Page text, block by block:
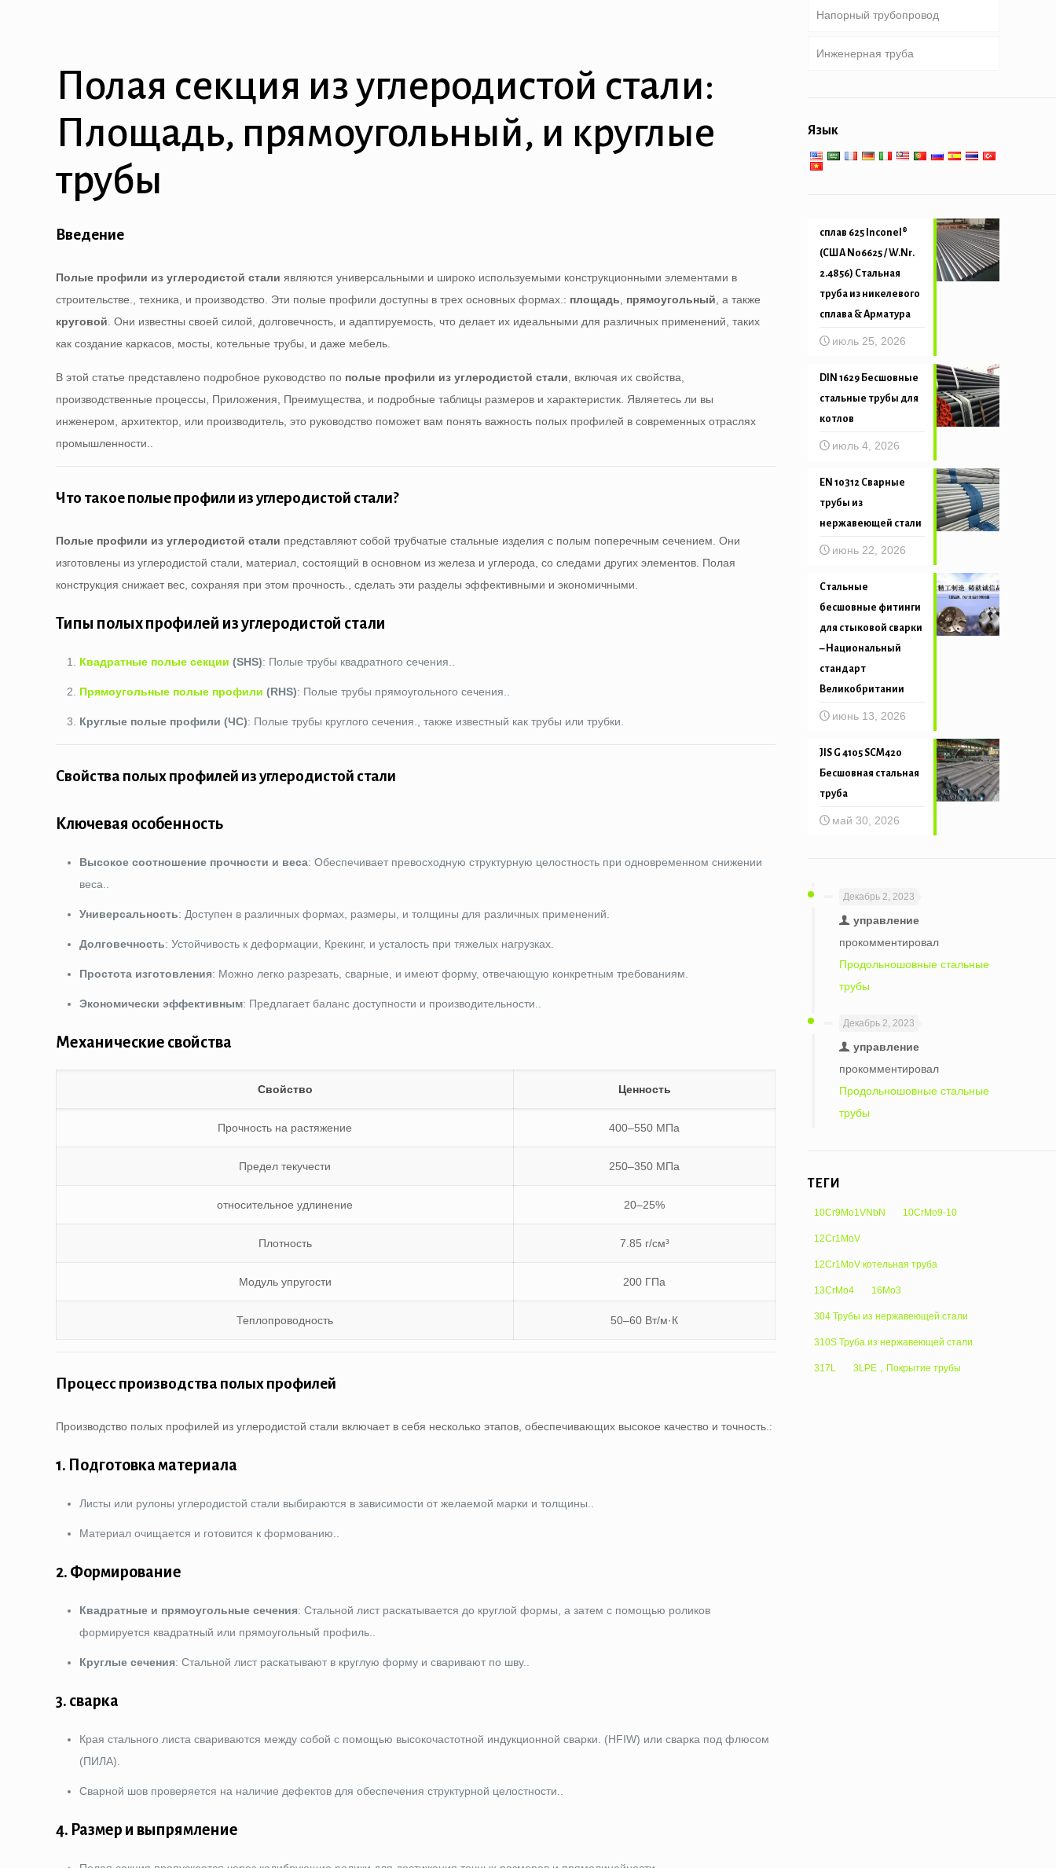
Полая секция из углеродистой стали:
Площадь, прямоугольный, и круглые
трубы
Введение
Полые профили из углеродистой стали являются универсальными и широко используемыми конструкционными элементами в
строительстве., техника, и производство. Эти полые профили доступны в трех основных формах.: площадь, прямоугольный, а также
круговой. Они известны своей силой, долговечность, и адаптируемость, что делает их идеальными для различных применений, таких
как создание каркасов, мосты, котельные трубы, и даже мебель.
В этой статье представлено подробное руководство по полые профили из углеродистой стали, включая их свойства,
производственные процессы, Приложения, Преимущества, и подробные таблицы размеров и характеристик. Являетесь ли вы
инженером, архитектор, или производитель, это руководство поможет вам понять важность полых профилей в современных отраслях
промышленности..
Что такое полые профили из углеродистой стали?
Полые профили из углеродистой стали представляют собой трубчатые стальные изделия с полым поперечным сечением. Они
изготовлены из углеродистой стали, материал, состоящий в основном из железа и углерода, со следами других элементов. Полая
конструкция снижает вес, сохраняя при этом прочность., сделать эти разделы эффективными и экономичными.
Типы полых профилей из углеродистой стали
Квадратные полые секции (SHS): Полые трубы квадратного сечения..
Прямоугольные полые профили (RHS): Полые трубы прямоугольного сечения..
Круглые полые профили (ЧС): Полые трубы круглого сечения., также известный как трубы или трубки.
Свойства полых профилей из углеродистой стали
Ключевая особенность
Высокое соотношение прочности и веса: Обеспечивает превосходную структурную целостность при одновременном снижении
веса..
Универсальность: Доступен в различных формах, размеры, и толщины для различных применений.
Долговечность: Устойчивость к деформации, Крекинг, и усталость при тяжелых нагрузках.
Простота изготовления: Можно легко разрезать, сварные, и имеют форму, отвечающую конкретным требованиям.
Экономически эффективным: Предлагает баланс доступности и производительности..
Механические свойства
Свойство Ценность
Прочность на растяжение 400–550 МПа
Предел текучести 250–350 МПа
относительное удлинение 20–25%
Плотность 7.85 г/см³
Модуль упругости 200 ГПа
Теплопроводность 50–60 Вт/м·К
Процесс производства полых профилей
Производство полых профилей из углеродистой стали включает в себя несколько этапов, обеспечивающих высокое качество и точность.:
1. Подготовка материала
Листы или рулоны углеродистой стали выбираются в зависимости от желаемой марки и толщины..
Материал очищается и готовится к формованию..
2. Формирование
Квадратные и прямоугольные сечения: Стальной лист раскатывается до круглой формы, а затем с помощью роликов
формируется квадратный или прямоугольный профиль..
Круглые сечения: Стальной лист раскатывают в круглую форму и сваривают по шву..
3. сварка
Края стального листа свариваются между собой с помощью высокочастотной индукционной сварки. (HFIW) или сварка под флюсом
(ПИЛА).
Сварной шов проверяется на наличие дефектов для обеспечения структурной целостности..
4. Размер и выпрямление
Напорный трубопровод
Котел, теплообменник,
Низко-высокотемпературное
обслуживание
Инженерная труба
Механическая и точность
Язык
сплав 625 Inconel®
(США N06625 / W.Nr.
2.4856) Стальная
труба из никелевого
сплава & Арматура
июль 25, 2026
DIN 1629 Бесшовные
стальные трубы для
котлов
июль 4, 2026
EN 10312 Сварные
трубы из
нержавеющей стали
июнь 22, 2026
Стальные
бесшовные фитинги
для стыковой сварки
– Национальный
стандарт
Великобритании
июнь 13, 2026
JIS G 4105 SCM420
Бесшовная стальная
труба
май 30, 2026
Декабрь 2, 2023
управление
прокомментировал
Продольношовные стальные
трубы
Декабрь 2, 2023
управление
прокомментировал
Продольношовные стальные
трубы
ТЕГИ
10Cr9Mo1VNbN 10CrMo9-10
12Cr1MoV
12Cr1MoV котельная труба
13CrMo4 16Mo3
304 Трубы из нержавеющей стали
310S Труба из нержавеющей стали
317L 3LPE，Покрытие трубы